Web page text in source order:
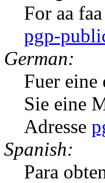
For aa
pgp-
German:
Fuer eine
Sie eine
Adresse
Spanish:
Para